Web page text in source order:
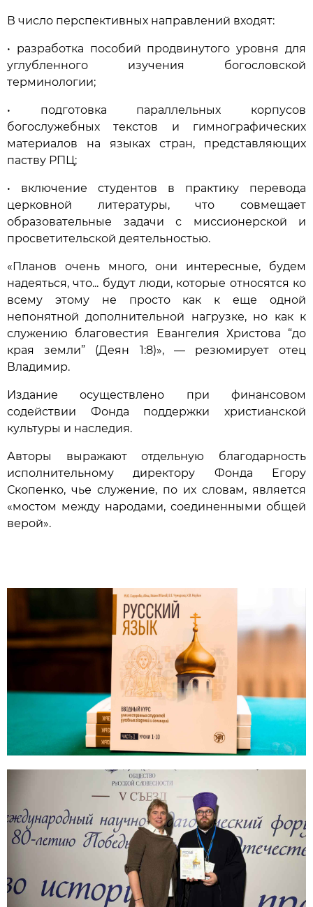
В число перспективных направлений входят:
• разработка пособий продвинутого уровня для
углубленного изучения богословской
терминологии;
• подготовка параллельных корпусов
богослужебных текстов и гимнографических
материалов на языках стран, представляющих
паству РПЦ;
• включение студентов в практику перевода
церковной литературы, что совмещает
образовательные задачи с миссионерской и
просветительской деятельностью.
«Планов очень много, они интересные, будем
надеяться, что... будут люди, которые относятся ко
всему этому не просто как к еще одной
непонятной дополнительной нагрузке, но как к
служению благовестия Евангелия Христова “до
края земли” (Деян 1:8)», — резюмирует отец
Владимир.
Издание осуществлено при финансовом
содействии Фонда поддержки христианской
культуры и наследия.
Авторы выражают отдельную благодарность
исполнительному директору Фонда Егору
Скопенко, чье служение, по их словам, является
«мостом между народами, соединенными общей
верой».